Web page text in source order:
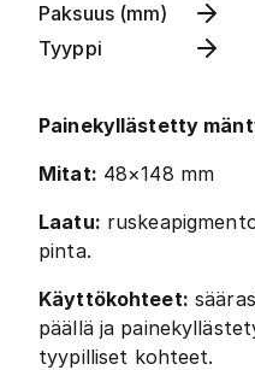
Paksuus (mm)
Tyyppi
Painekyllästetty
Mitat: 48×148 mm
Laatu:
pinta.
Käyttökohteet:
päällä ja
tyypilliset kohteet.